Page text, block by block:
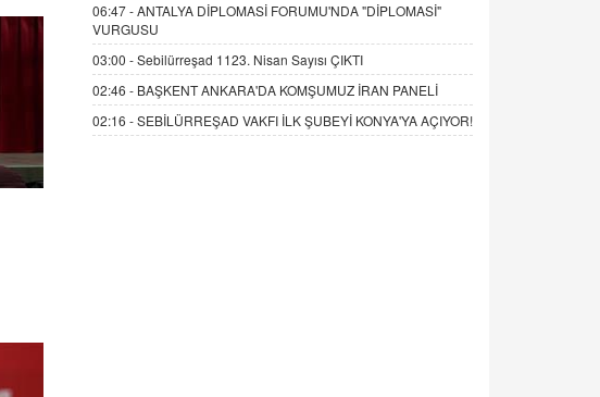
06:47 -ANTALYA DİPLOMASİ FORUMU'NDA "DİPLOMASİ"
VURGUSU
03:00 -Sebilürreşad 1123. Nisan Sayısı ÇIKTI
02:46 - BAŞKENT ANKARA'DA KOMŞUMUZ İRAN PANELİ
02:16 -SEBİLÜRREŞAD VAKFI İLK ŞUBEYİ KONYA'YA AÇIYOR!